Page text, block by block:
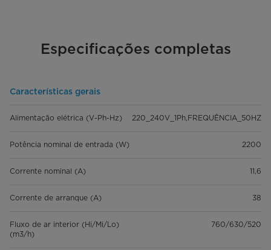
Especificações completas
Características gerais
Alimentação elétrica (V-Ph-Hz) 220_240V_1Ph,FREQUÊNCIA_50HZ
Potência nominal de entrada (W) 2200
Corrente nominal (A) 11,6
Corrente de arranque (A) 38
Fluxo de ar interior (Hi/Mi/Lo)
(m3/h)
760/630/520